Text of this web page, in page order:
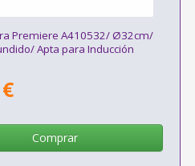
Premiere A410532/ Ø32cm/
Apta para Inducción
Comprar